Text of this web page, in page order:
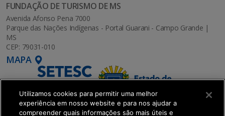
FUNDAÇÃO DE TURISMO DE MS
Avenida Afonso Pena 7000
Parque das Nações Indígenas - Portal Guarani - Campo Grande |
MS
CEP: 79031-010
MAPA
Utilizamos cookies para permitir uma melhor
experiência em nosso website e para nos ajudar a
compreender quais informações são mais úteis e